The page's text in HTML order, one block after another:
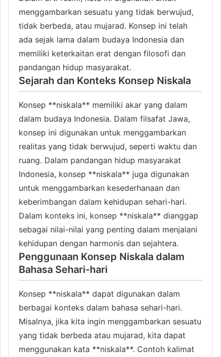
menggambarkan sesuatu yang tidak berwujud,
tidak berbeda, atau mujarad. Konsep ini telah
ada sejak lama dalam budaya Indonesia dan
memiliki keterkaitan erat dengan filosofi dan
pandangan hidup masyarakat.
Sejarah dan Konteks Konsep Niskala
Konsep **niskala** memiliki akar yang dalam
dalam budaya Indonesia. Dalam filsafat Jawa,
konsep ini digunakan untuk menggambarkan
realitas yang tidak berwujud, seperti waktu dan
ruang. Dalam pandangan hidup masyarakat
Indonesia, konsep **niskala** juga digunakan
untuk menggambarkan kesederhanaan dan
keberimbangan dalam kehidupan sehari-hari.
Dalam konteks ini, konsep **niskala** dianggap
sebagai nilai-nilai yang penting dalam menjalani
kehidupan dengan harmonis dan sejahtera.
Penggunaan Konsep Niskala dalam
Bahasa Sehari-hari
Konsep **niskala** dapat digunakan dalam
berbagai konteks dalam bahasa sehari-hari.
Misalnya, jika kita ingin menggambarkan sesuatu
yang tidak berbeda atau mujarad, kita dapat
menggunakan kata **niskala**. Contoh kalimat